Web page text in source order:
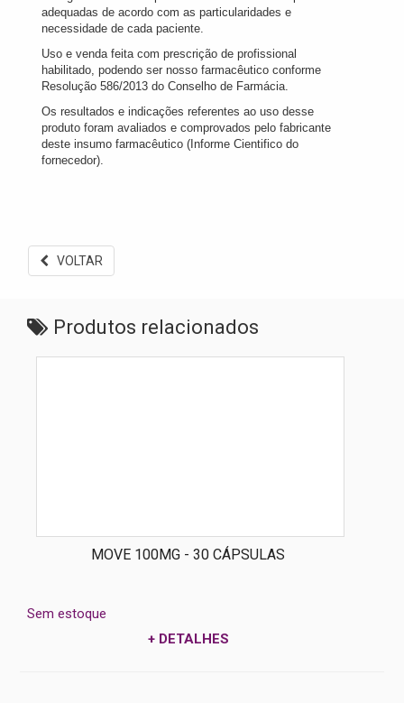
adequadas de acordo com as particularidades e
necessidade de cada paciente.
Uso e venda feita com prescrição de profissional
habilitado, podendo ser nosso farmacêutico conforme
Resolução 586/2013 do Conselho de Farmácia.
Os resultados e indicações referentes ao uso desse
produto foram avaliados e comprovados pelo fabricante
deste insumo farmacêutico (Informe Cientifico do
fornecedor).
VOLTAR
Produtos relacionados
MOVE 100MG - 30 CÁPSULAS
Sem estoque
+ DETALHES